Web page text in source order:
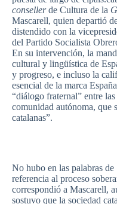
consellerde Cultura de la
Mascarell, quien departió
distendido con la
del Partido Socialista
En su intervención, la
cultural y lingüística de
y progreso, e incluso la
esencial de la marca
“diálogo fraternal” entre las
comunidad autónoma, que
catalanas”.
No hubo en las palabras de
referencia al proceso
correspondió a Mascarell,
sostuvo que la sociedad